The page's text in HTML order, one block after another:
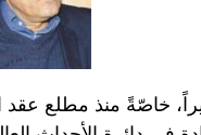
خاصّةً منذ مطلع